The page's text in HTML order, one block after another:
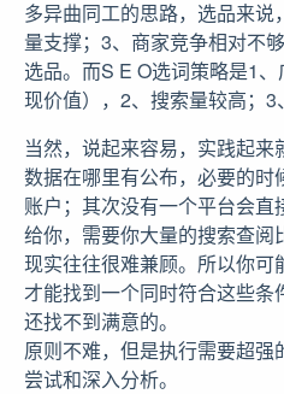
多异曲同工的思路，选品来
量支撑；3、商家竞争相对不
选品。而S E O选词策略是1
现价值），2、搜索量较高；3
当然，说起来容易，实践起
数据在哪里有公布，必要的时
账户；其次没有一个平台会
给你，需要你大量的搜索查
现实往往很难兼顾。所以你可
才能找到一个同时符合这些
还找不到满意的。
原则不难，但是执行需要超
尝试和深入分析。